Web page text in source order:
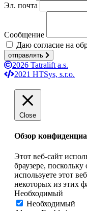
Эл. почта
Сообщение
Даю согласие на
отправлять
2026 Tatralift a.s.
2021 HTSys, s.r.o.
Close
Обзор
Этот веб-сайт
браузере,
используете этот
некоторых из этих
Необходимый
Необходимый